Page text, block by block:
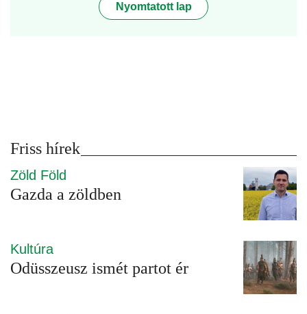
Nyomtatott lap
Friss hírek
Zöld Föld
Gazda a zöldben
Kultúra
Odüsszeusz ismét partot ér